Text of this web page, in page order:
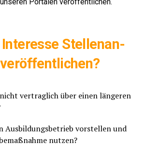
Inter­es­se Stel­len­an­
ver­trag­lich über einen län­ge­ren
Aus­bil­dungs­be­trieb vor­stel­len und
nutzen?